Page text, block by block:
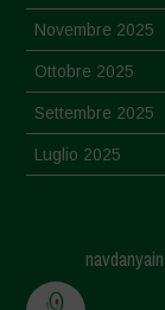
Novembre 2025
Ottobre 2025
Settembre 2025
Luglio 2025
Aprile 2025